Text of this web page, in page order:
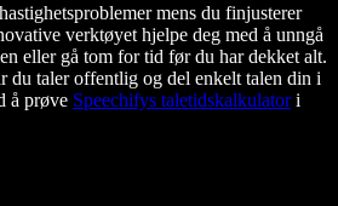
mens du finjusterer
verktøyet hjelpe deg med å unngå
eller gå tom for tid før du har dekket alt.
du taler offentlig og del enkelt talen din i
å prøve Speechifys taletidskalkulatori